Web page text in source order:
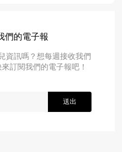
們的電子報
資訊嗎？想每週接收我們
訂閱我們的電子報吧！
送出